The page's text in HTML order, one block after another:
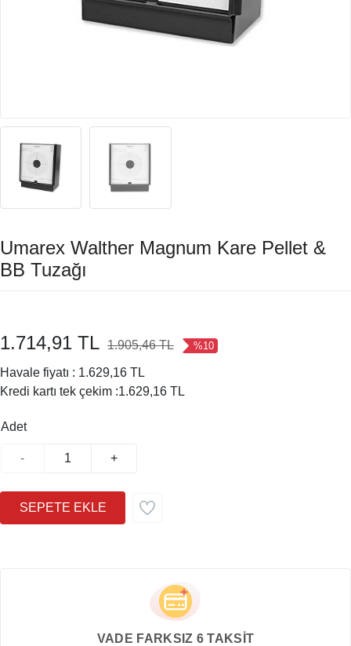
Umarex Walther Magnum Kare Pellet &
BB Tuzağı
1.714,91 TL 1.905,46 TL %10
Havale fiyatı : 1.629,16 TL
Kredi kartı tek çekim :1.629,16 TL
Adet
- +
VADE FARKSIZ 6 TAKSİT